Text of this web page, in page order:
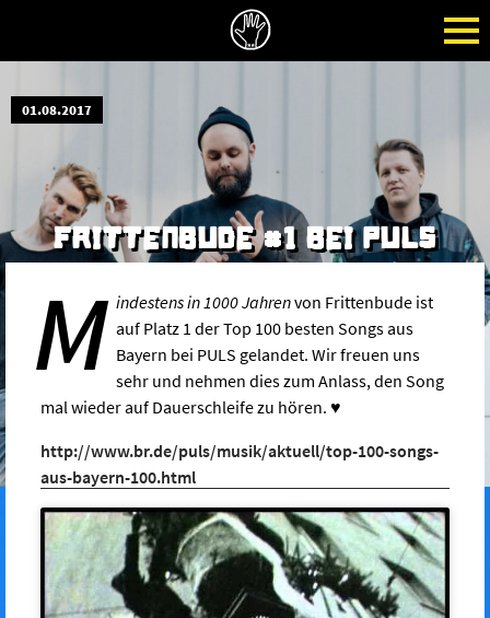
01.08.2017
FRITTENBUDE #1 BEI PULS
M indestens in 1000 Jahrenvon Frittenbude ist
auf Platz 1 der Top 100 besten Songs aus
Bayern bei PULS gelandet. Wir freuen uns
sehr und nehmen dies zum Anlass, den Song
mal wieder auf Dauerschleife zu hören. ♥
http://www.br.de/puls/musik/aktuell/top-100-songs-
aus-bayern-100.html